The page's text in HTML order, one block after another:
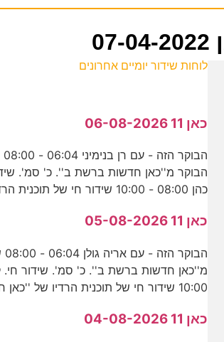
לוחות שידור יומיים אחרונים
כאן 11 06-08-2026
הבוקר מ''כאן חדשות ברשת ב''. כ' סמ'.
כהן 08:00 - 10:00 שידור חי של תוכנית הרדיו של
כאן 11 05-08-2026
10:00 שידור חי של תוכנית הרדיו של ''כאן חדשות
כאן 11 04-08-2026